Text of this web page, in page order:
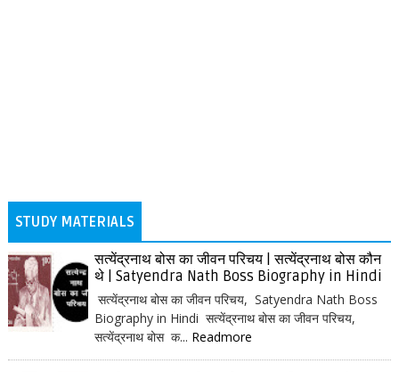
STUDY MATERIALS
सत्येंद्रनाथ बोस का जीवन परिचय | सत्येंद्रनाथ बोस कौन
थे | Satyendra Nath Boss Biography in Hindi
सत्येंद्रनाथ बोस का जीवन परिचय, Satyendra Nath Boss
Biography in Hindi सत्येंद्रनाथ बोस का जीवन परिचय,
सत्येंद्रनाथ बोस क... Readmore